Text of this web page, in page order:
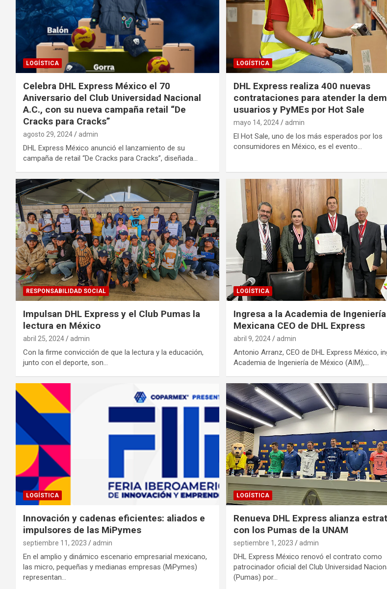
LOGÍSTICA
Celebra DHL Express México el 70
Aniversario del Club Universidad Nacional
A.C., con su nueva campaña retail “De
Cracks para Cracks”
agosto 29, 2024 admin
DHL Express México anunció el lanzamiento de su
campaña de retail “De Cracks para Cracks”, diseñada…
LOGÍSTICA
DHL Express realiza 400 nuevas
contrataciones para atender la
usuarios y PyMEs por Hot Sale
mayo 14, 2024 admin
El Hot Sale, uno de los más esperados por los
consumidores en México, es el evento…
RESPONSABILIDAD SOCIAL
Impulsan DHL Express y el Club Pumas la
lectura en México
abril 25, 2024 admin
Con la firme convicción de que la lectura y la educación,
junto con el deporte, son…
LOGÍSTICA
Ingresa a la Academia de Ingeniería
Mexicana CEO de DHL Express
abril 9, 2024 admin
Antonio Arranz, CEO de DHL Express México,
Academia de Ingeniería de México (AIM),…
LOGÍSTICA
Innovación y cadenas eficientes: aliados e
impulsores de las MiPymes
septiembre 11, 2023 admin
En el amplio y dinámico escenario empresarial mexicano,
las micro, pequeñas y medianas empresas (MiPymes)
representan…
LOGÍSTICA
Renueva DHL Express alianza
con los Pumas de la UNAM
septiembre 1, 2023 admin
DHL Express México renovó el contrato como
patrocinador oficial del Club Universidad
(Pumas) por…